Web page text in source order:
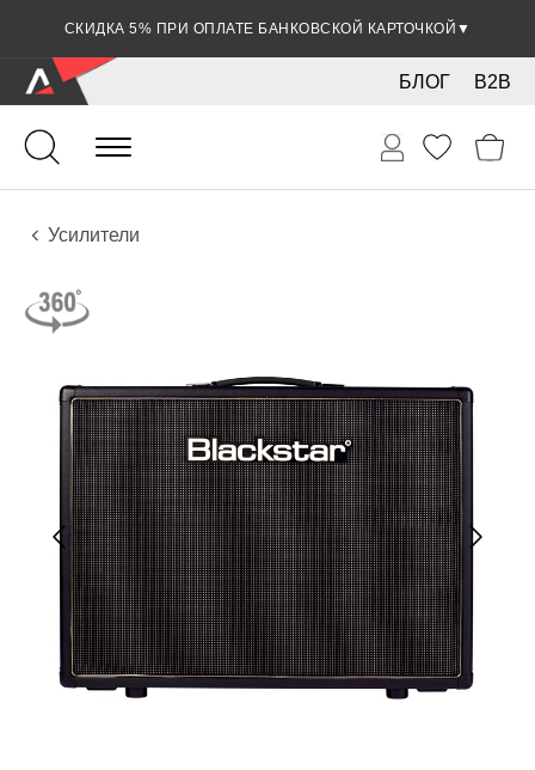
СКИДКА 5% ПРИ ОПЛАТЕ БАНКОВСКОЙ КАРТОЧКОЙ ▼
B2B
БЛОГ
Звук
Звуковое оборудование
Усилители